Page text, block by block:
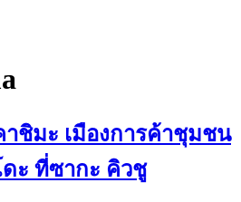
าชิมะ เมืองการค้าชุมชน
ดะ ที่ซากะ คิวชู